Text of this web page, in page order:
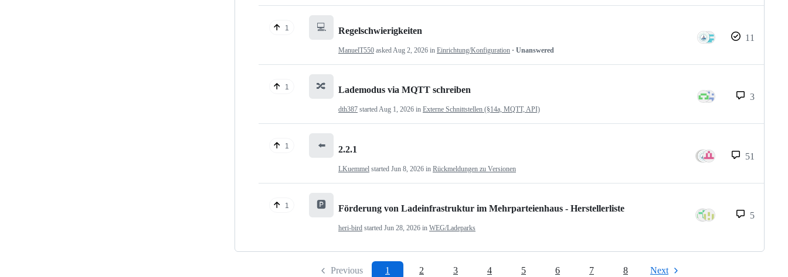
1 💻 Regelschwierigkeiten
ManuelT550 askedAug 2, 2026 in Einrichtung/Konfiguration · Unanswered
11
1 🔀 Lademodus via MQTT schreiben
dth387 startedAug 1, 2026 in Externe Schnittstellen (§14a, MQTT, API)
3
1 ⬅️ 2.2.1
LKuemmel started Jun 8, 2026 in Rückmeldungen zu Versionen
51
1 🅿️ Förderung von Ladeinfrastruktur im Mehrparteienhaus - Herstellerliste
heri-bird started Jun 28, 2026 in WEG/Ladeparks
5
Previous 1 2 3 4 5 6 7 8 Next